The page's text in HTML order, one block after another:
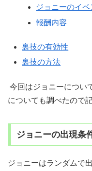
ジョニーのイ
報酬内容
裏技の有効性
裏技の方法
今回はジョニーについ
についても調べたので記
ジョニーの出現条
ジョニーはランダムで